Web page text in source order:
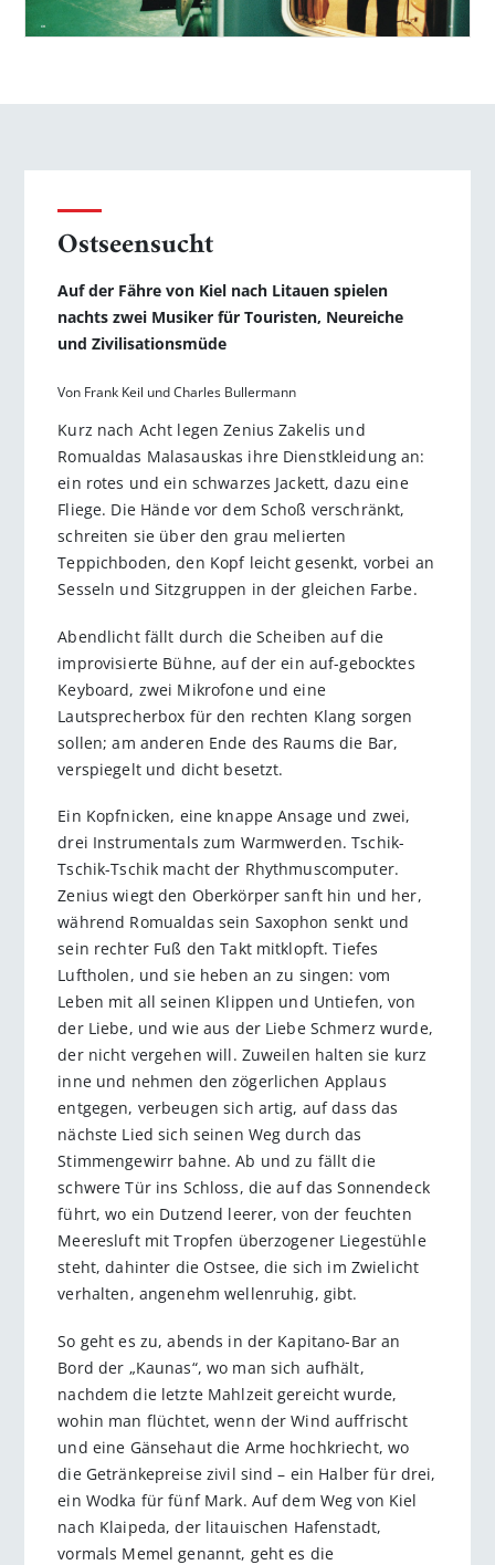
Ostseensucht
Auf der Fähre von Kiel nach Litauen spielen
nachts zwei Musiker für Touristen, Neureiche
und Zivilisationsmüde
Von Frank Keil und Charles Bullermann
Kurz nach Acht legen Zenius Zakelis und
Romualdas Malasauskas ihre Dienstkleidung an:
ein rotes und ein schwarzes Jackett, dazu eine
Fliege. Die Hände vor dem Schoß verschränkt,
schreiten sie über den grau melierten
Teppichboden, den Kopf leicht gesenkt, vorbei an
Sesseln und Sitzgruppen in der gleichen Farbe.
Abendlicht fällt durch die Scheiben auf die
improvisierte Bühne, auf der ein auf-gebocktes
Keyboard, zwei Mikrofone und eine
Lautsprecherbox für den rechten Klang sorgen
sollen; am anderen Ende des Raums die Bar,
verspiegelt und dicht besetzt.
Ein Kopfnicken, eine knappe Ansage und zwei,
drei Instrumentals zum Warmwerden. Tschik-
Tschik-Tschik macht der Rhythmuscomputer.
Zenius wiegt den Oberkörper sanft hin und her,
während Romualdas sein Saxophon senkt und
sein rechter Fuß den Takt mitklopft. Tiefes
Luftholen, und sie heben an zu singen: vom
Leben mit all seinen Klippen und Untiefen, von
der Liebe, und wie aus der Liebe Schmerz wurde,
der nicht vergehen will. Zuweilen halten sie kurz
inne und nehmen den zögerlichen Applaus
entgegen, verbeugen sich artig, auf dass das
nächste Lied sich seinen Weg durch das
Stimmengewirr bahne. Ab und zu fällt die
schwere Tür ins Schloss, die auf das Sonnendeck
führt, wo ein Dutzend leerer, von der feuchten
Meeresluft mit Tropfen überzogener Liegestühle
steht, dahinter die Ostsee, die sich im Zwielicht
verhalten, angenehm wellenruhig, gibt.
So geht es zu, abends in der Kapitano-Bar an
Bord der „Kaunas“, wo man sich aufhält,
nachdem die letzte Mahlzeit gereicht wurde,
wohin man flüchtet, wenn der Wind auffrischt
und eine Gänsehaut die Arme hochkriecht, wo
die Getränkepreise zivil sind – ein Halber für drei,
ein Wodka für fünf Mark. Auf dem Weg von Kiel
nach Klaipeda, der litauischen Hafenstadt,
vormals Memel genannt, geht es die